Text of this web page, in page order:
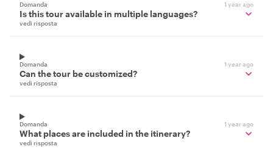
Domanda 1 year ago
Is this tour available in multiple languages?
vedi risposta
Domanda 1 year ago
Can the tour be customized?
vedi risposta
Domanda 1 year ago
What places are included in the itinerary?
vedi risposta